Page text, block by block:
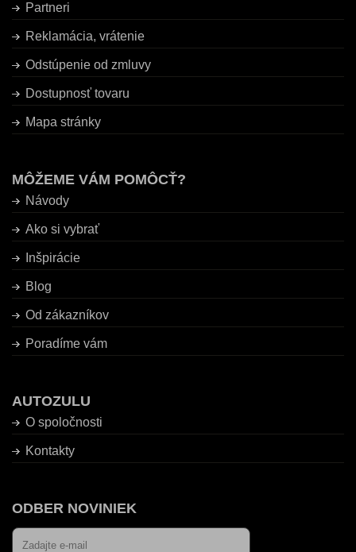
Partneri
Reklamácia, vrátenie
Odstúpenie od zmluvy
Dostupnosť tovaru
Mapa stránky
MÔŽEME VÁM POMÔCŤ?
Návody
Ako si vybrať
Inšpirácie
Blog
Od zákazníkov
Poradíme vám
AUTOZULU
O spoločnosti
Kontakty
ODBER NOVINIEK